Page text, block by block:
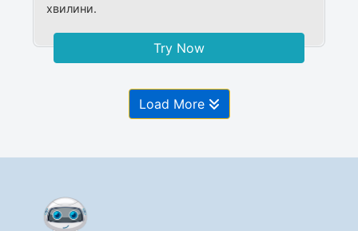
хвилини.
Try Now
Load More